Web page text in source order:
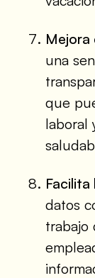
Mejora
una
que
laboral
datos
trabajo